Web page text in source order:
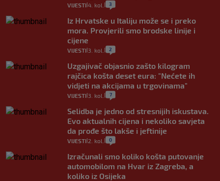
VIJESTI 4. kol. 3
Iz Hrvatske u Italiju može se i preko
mora. Provjerili smo brodske linije i
cijene
VIJESTI 3. kol. 2
Uzgajivač objasnio zašto kilogram
rajčica košta deset eura: "Nećete ih
vidjeti na akcijama u trgovinama"
VIJESTI 3. kol. 7
Selidba je jedno od stresnijih iskustava.
Evo aktualnih cijena i nekoliko savjeta
da prođe što lakše i jeftinije
VIJESTI 2. kol. 0
Izračunali smo koliko košta putovanje
automobilom na Hvar iz Zagreba, a
koliko iz Osijeka